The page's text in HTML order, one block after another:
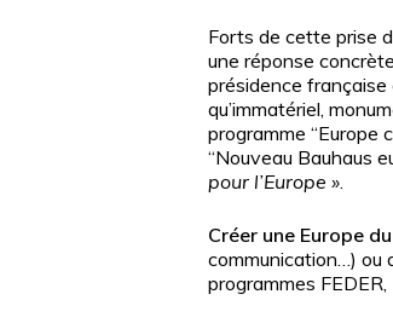
Forts de cette prise
une réponse
présidence française
qu’immatériel,
programme
“Nouveau Bauhaus
pour l’Europe ».
Créer une Europe
communication…) ou
programmes